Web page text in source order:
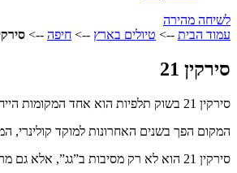
לשיחה מהירה
עמוד הבית --> טיולים בארץ --> חיפה --> סירקין
סירקין 21
סירקין 21 בשוק תלפיות הוא אחד המקומות הייחודיים והמסקרנים ביותר בשוק תלפיות המתחדש בחיפה.
המקום הפך בשנים האחרונות למוקד קולינרי,
סירקין 21 הוא לא רק מסיבות ב”גג”, אלא גם מרכז חברתי שמשמש כבית לאמנים, יזמים ואנשי רוח.